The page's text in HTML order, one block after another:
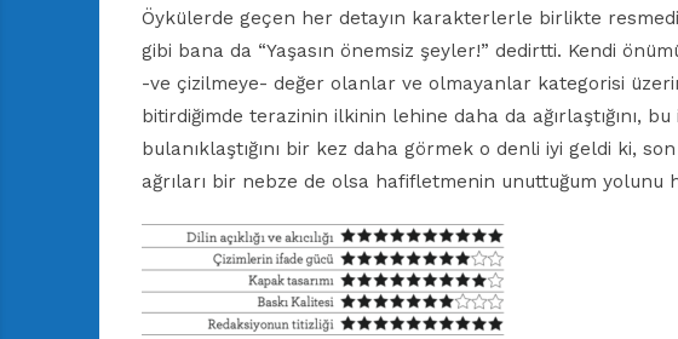
Öykülerde geçen her detayın karakterlerle birlikte
gibi bana da “Yaşasın önemsiz şeyler!” dedirtti. Kendi
-ve çizilmeye- değer olanlar ve olmayanlar kategorisi
bitirdiğimde terazinin ilkinin lehine daha da ağırlaştığını,
bulanıklaştığını bir kez daha görmek o denli iyi geldi ki,
ağrıları bir nebze de olsa hafifletmenin unuttuğum yolunu